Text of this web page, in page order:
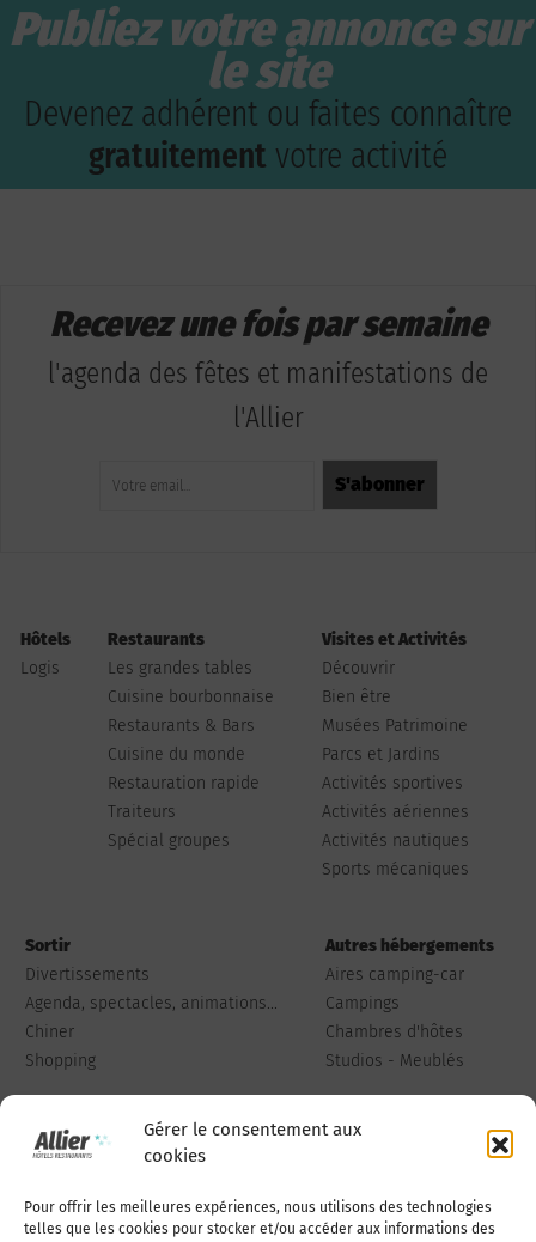
Gérer le consentement aux
cookies
Pour offrir les meilleures expériences, nous utilisons des technologies
telles que les cookies pour stocker et/ou accéder aux informations des
Publiez votre annonce sur
le site
Devenez adhérent ou faites connaître
gratuitement votre activité
Recevez une fois par semaine
l'agenda des fêtes et manifestations de
l'Allier
Hôtels
Logis
Restaurants
Les grandes tables
Cuisine bourbonnaise
Restaurants & Bars
Cuisine du monde
Restauration rapide
Traiteurs
Spécial groupes
Visites et Activités
Découvrir
Bien être
Musées Patrimoine
Parcs et Jardins
Activités sportives
Activités aériennes
Activités nautiques
Sports mécaniques
Sortir
Divertissements
Agenda, spectacles, animations...
Chiner
Shopping
Autres hébergements
Aires camping-car
Campings
Chambres d'hôtes
Studios - Meublés
Qui sommes-nous Publiez votre annonce